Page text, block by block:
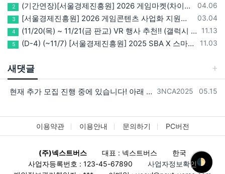
🌓
등록일
04.06
2 (기간연장)[서울경제진흥원] 2026 게임마켓(차이나조이, BIC, 지스타) 서울관 참가기업 모집!(~5/8 15:00)
등록일
03.04
3 [서울경제진흥원] 2026 게임콘텐츠 사업화 지원사업 참가기업 모집(~3/26까지)
등록일
11.13
4 (11/20(목) ~ 11/21(금 판교) VR 행사 추천!! (갤럭시 XR/ 애플 비전프로 등 기기 체험, 메타퀘스트 경품)
등록일
11.03
5 (D-4) (~11/7) [서울경제진흥원] 2025 SBA X 스마일게이트, ‘게임랩 with STOVE INDIE’ 참가기업 모집
새댓글
등록자
3NCA2025 등록일
05.15
현재 추가 모집 진행 중에 있습니다! 아래 링크로 확인 부탁드리겠습니다~! https://next-verse.com/community/1…
이용약관 이용안내 문의하기 PC버전
(주)넥스트버스 대표 : 넥스트버스
한국
사업자등록번호 : 123-45-67890
사업자정보확인